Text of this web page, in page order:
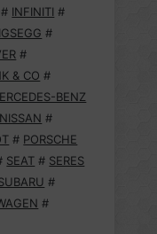
# INFINITI #
#
#
& CO #
BENZ
NISSAN #
# PORSCHE
SEAT # SERES
#
#